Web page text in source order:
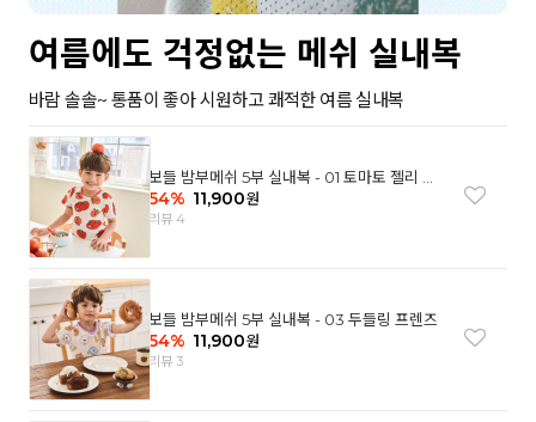
여름에도 걱정없는 메쉬 실내복
바람 솔솔~ 통품이 좋아 시원하고 쾌적한 여름 실내복
보들 밤부메쉬 5부 실내복 - 01 토마토 젤리 베
어
54% 11,900원
리뷰 4
보들 밤부메쉬 5부 실내복 - 03 두들링 프렌즈
54% 11,900원
리뷰 3